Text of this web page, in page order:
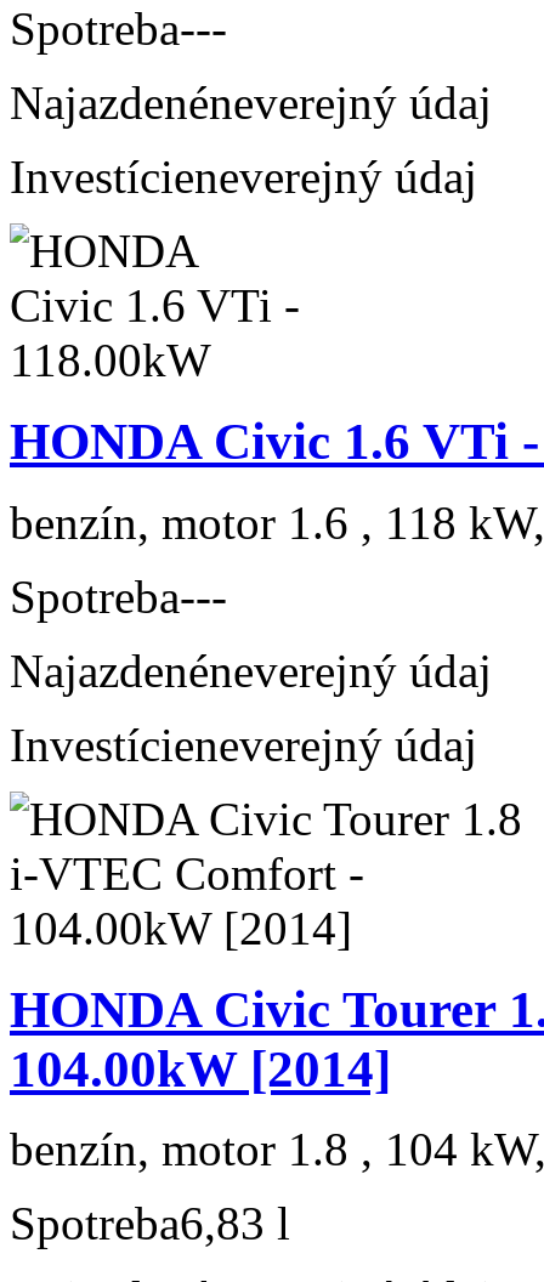
Spotreba---
Najazdenéneverejný údaj
Investícieneverejný údaj
HONDA Civic 1.6 VTi
benzín, motor 1.6 , 118
Spotreba---
Najazdenéneverejný údaj
Investícieneverejný údaj
HONDA Civic Tourer
104.00kW [2014]
benzín, motor 1.8 , 104
Spotreba6,83 l